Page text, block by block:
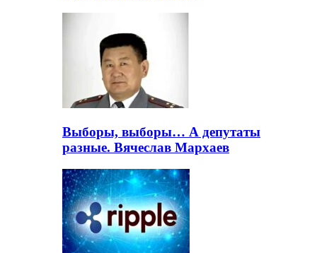
Выборы, выборы… А депутаты
разные. Вячеслав Мархаев